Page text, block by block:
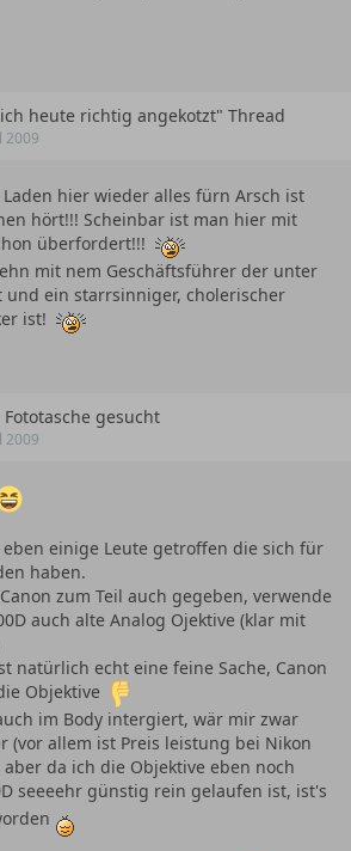
heute richtig angekotzt" Thread
2009
hier wieder alles fürn Arsch ist
hört!!! Scheinbar ist man hier mit
überfordert!!!
mit nem Geschäftsführer der unter
und ein starrsinniger, cholerischer
ist!
gesucht
2009
einige Leute getroffen die sich für
haben.
zum Teil auch gegeben, verwende
auch alte Analog Ojektive (klar mit
natürlich echt eine feine Sache, Canon
Objektive
im Body intergiert, wär mir zwar
(vor allem ist Preis leistung bei Nikon
aber da ich die Objektive eben noch
seeeehr günstig rein gelaufen ist, ist's